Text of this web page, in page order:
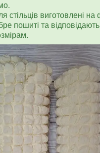
стільців виготовлені на
пошиті та відповідають